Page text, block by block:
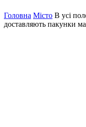
Головна Місто В усі
доставляють пакунки